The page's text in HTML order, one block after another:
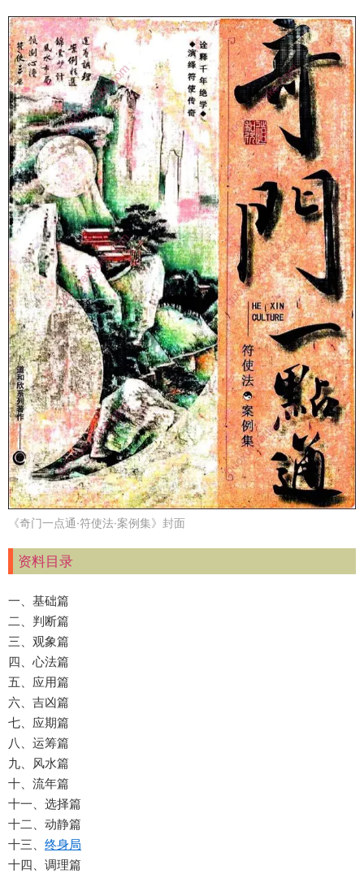
《奇门一点通·符使法·案例集》封面
资料目录
一、基础篇
二、判断篇
三、观象篇
四、心法篇
五、应用篇
六、吉凶篇
七、应期篇
八、运筹篇
九、风水篇
十、流年篇
十一、选择篇
十二、动静篇
十三、 终身局
十四、调理篇